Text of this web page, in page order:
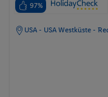
97%
USA - USA Westküste -